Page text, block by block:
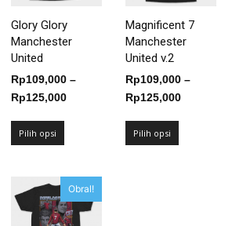
Glory Glory
Manchester
United
Rp109,000 –
Rp125,000Rentang
Pilih opsi
Magnificent 7
Manchester
United v.2
Rp109,000 –
Rp125,000Rentang
Pilih opsi
Obral!